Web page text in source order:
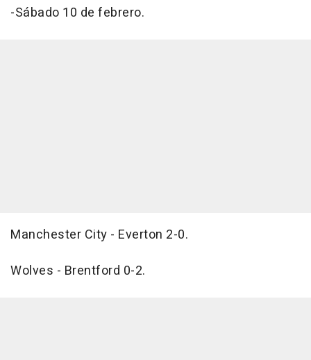
-Sábado 10 de febrero.
Manchester City - Everton 2-0.
Wolves - Brentford 0-2.